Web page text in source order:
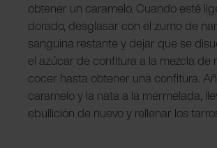
obtener un caramelo. Cuando esté
dorado, desglasar con el zumo de
sanguina restante y dejar que se
el azúcar de confitura a la mezcla de
cocer hasta obtener una confitura.
caramelo y la nata a la mermelada,
ebullición de nuevo y rellenar los